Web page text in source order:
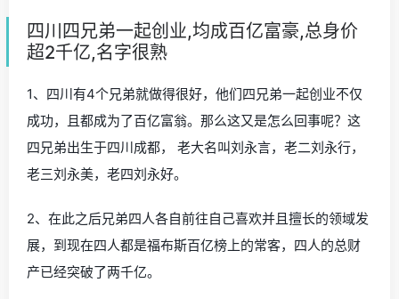
四川四兄弟一起创业,均成百亿富豪,总身价
超2千亿,名字很熟
1、四川有4个兄弟就做得很好，他们四兄弟一起创业不仅
成功，且都成为了百亿富翁。那么这又是怎么回事呢？这
四兄弟出生于四川成都， 老大名叫刘永言，老二刘永行，
老三刘永美，老四刘永好。
2、在此之后兄弟四人各自前往自己喜欢并且擅长的领域发
展，到现在四人都是福布斯百亿榜上的常客，四人的总财
产已经突破了两千亿。